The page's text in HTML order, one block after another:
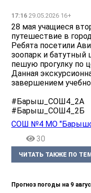
17:16 29.05.2026 16+
28 мая учащиеся
путешествие в
Ребята посетили
зоопарк и батутный
пешую прогулку по
Данная
завершением
#Барыш_СОШ4_2А
#Барыш_СОШ4_2Б
СОШ №4 МО
30
ЧИТАТЬ ТАКЖЕ ПО
Прогноз погоды на 9